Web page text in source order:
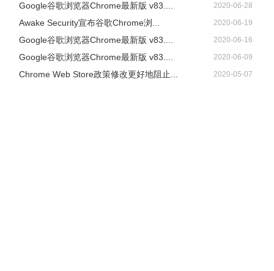
Google谷歌浏览器Chrome最新版 v83.... 2020-06-28
Awake Security宣布谷歌Chrome浏... 2020-06-19
Google谷歌浏览器Chrome最新版 v83.... 2020-06-16
Google谷歌浏览器Chrome最新版 v83.... 2020-06-09
Chrome Web Store政策修改更好地阻止... 2020-05-07